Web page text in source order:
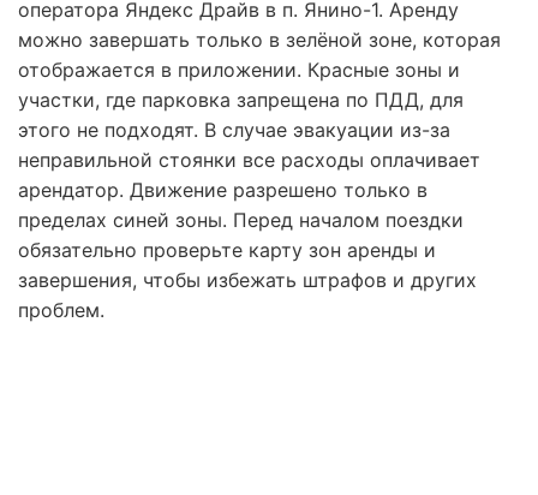
оператора Яндекс Драйв в п. Янино-1. Аренду
можно завершать только в зелёной зоне, которая
отображается в приложении. Красные зоны и
участки, где парковка запрещена по ПДД, для
этого не подходят. В случае эвакуации из-за
неправильной стоянки все расходы оплачивает
арендатор. Движение разрешено только в
пределах синей зоны. Перед началом поездки
обязательно проверьте карту зон аренды и
завершения, чтобы избежать штрафов и других
проблем.